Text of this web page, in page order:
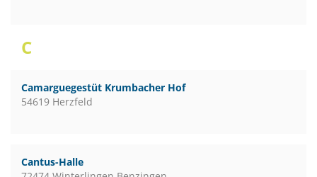
C
Camarguegestüt Krumbacher Hof
54619 Herzfeld
Cantus-Halle